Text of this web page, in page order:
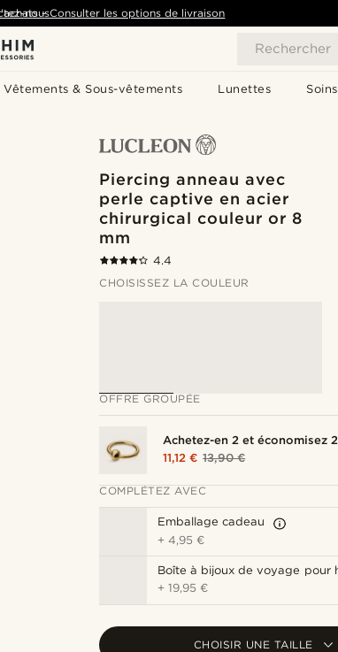
Rechercher
Vêtements & Sous-vêtements Lunettes
- Consulter les options de livraison
nous
Piercing anneau avec
perle captive en acier
chirurgical couleur or 8
mm
4.4
CHOISISSEZ LA COULEUR
OFFRE GROUPÉE
Achetez-en 2 et économisez
11,12 € 13,90 €
COMPLÉTEZ AVEC
Emballage cadeau
+4,95 €
Boîte à bijoux de voyage pour
+19,95 €
CHOISIR UNE TAILLE